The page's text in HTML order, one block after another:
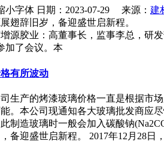
日期：2023-07-29 来源： 建
翅辞旧岁，备迎盛世启新程。
源胶业：高董事长，监事李总，研
加了会议。本
有所波动
生产的烤漆玻璃价格一直是根据市
。本公司现通知各大玻璃批发商应
制造玻璃时一般会加入碳酸钠
备迎盛世启新程。 2017年12月28日